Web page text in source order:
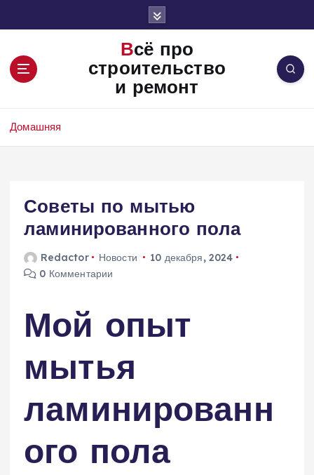
Всё про
строительство
и ремонт
Домашняя
Советы по мытью
ламинированного пола
Redactor Новости
10 декабря, 2024
0 Комментарии
Мой опыт
мытья
ламинированн
ого пола